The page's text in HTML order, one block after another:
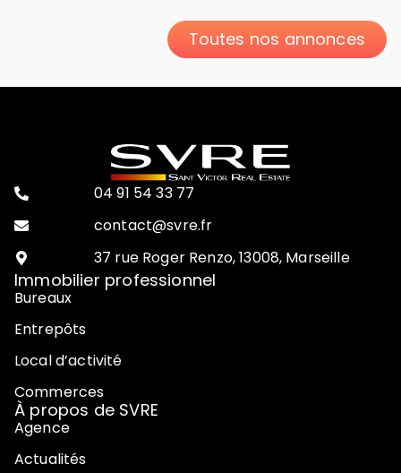
Toutes nos annonces
04 91 54 33 77
contact@svre.fr
37 rue Roger Renzo, 13008, Marseille
Immobilier professionnel
Bureaux
Entrepôts
Local d’activité
Commerces
À propos de SVRE
Agence
Actualités